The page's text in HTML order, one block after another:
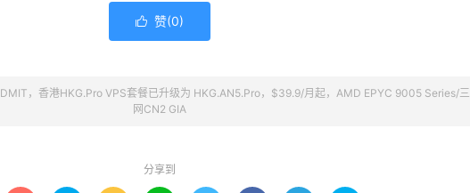
 赞(0)
DMIT，香港HKG.Pro VPS套餐已升级为 HKG.AN5.Pro，$39.9/月起，AMD EPYC 9005 Series/三
网CN2 GIA
分享到